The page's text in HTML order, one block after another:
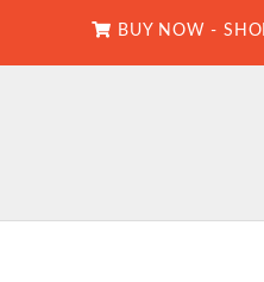
BUY NOW -